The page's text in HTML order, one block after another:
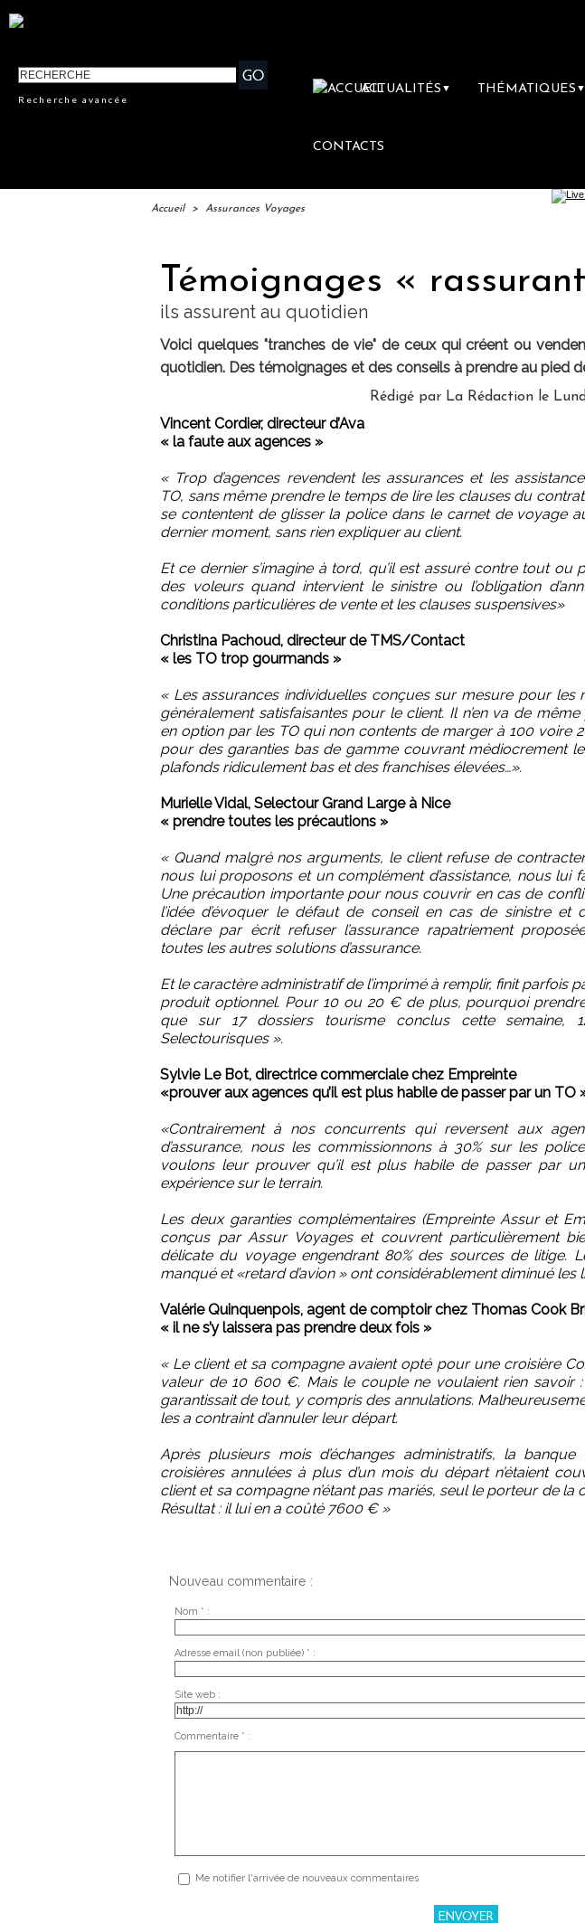
Recherche avancée
ACTUALITÉS ▼ THÉMATIQUES ▼
CONTACTS
Accueil > Assurances Voyages
Témoignages «
ils assurent au quotidien
Voici quelques "tranches de vie" de ceux qui créent ou
quotidien. Des témoignages et des conseils à prendre au pied
Rédigé par La Rédaction le
Vincent Cordier, directeur d’Ava
« la faute aux agences »
« Trop d’agences revendent les assurances et les
TO, sans même prendre le temps de lire les clauses du
se contentent de glisser la police dans le carnet de voyage
dernier moment, sans rien expliquer au client.
Et ce dernier s’imagine à tord, qu’il est assuré contre tout
des voleurs quand intervient le sinistre ou l’obligation
conditions particulières de vente et les clauses suspensives»
Christina Pachoud, directeur de TMS/Contact
« les TO trop gourmands »
« Les assurances individuelles conçues sur mesure pour les
généralement satisfaisantes pour le client. Il n’en va de
en option par les TO qui non contents de marger à 100 voire
pour des garanties bas de gamme couvrant médiocrement
plafonds ridiculement bas et des franchises élevées…».
Murielle Vidal, Selectour Grand Large à Nice
« prendre toutes les précautions »
« Quand malgré nos arguments, le client refuse de
nous lui proposons et un complément d’assistance, nous lui
Une précaution importante pour nous couvrir en cas de
l’idée d’évoquer le défaut de conseil en cas de sinistre et
déclare par écrit refuser l’assurance rapatriement
toutes les autres solutions d’assurance.
Et le caractère administratif de l’imprimé à remplir, finit parfois
produit optionnel. Pour 10 ou 20 € de plus, pourquoi prendre
que sur 17 dossiers tourisme conclus cette semaine,
Selectourisques ».
Sylvie Le Bot, directrice commerciale chez Empreinte
«prouver aux agences qu’il est plus habile de passer par un TO
«Contrairement à nos concurrents qui reversent aux
d’assurance, nous les commissionnons à 30% sur les
voulons leur prouver qu’il est plus habile de passer par
expérience sur le terrain.
Les deux garanties complémentaires (Empreinte Assur et
conçus par Assur Voyages et couvrent particulièrement
délicate du voyage engendrant 80% des sources de litige.
manqué et «retard d’avion » ont considérablement diminué les
Valérie Quinquenpois, agent de comptoir chez Thomas Cook
« il ne s’y laissera pas prendre deux fois »
« Le client et sa compagne avaient opté pour une croisière
valeur de 10 600 €. Mais le couple ne voulaient rien savoir
garantissait de tout, y compris des annulations.
les a contraint d’annuler leur départ.
Après plusieurs mois d’échanges administratifs, la
croisières annulées à plus d’un mois du départ n’étaient
client et sa compagne n’étant pas mariés, seul le porteur de la
Résultat : il lui en a coûté 7600 € »
Nouveau commentaire :
Nom * :
Adresse email (non publiée) * :
Site web :
Commentaire * :
Me notifier l'arrivée de nouveaux commentaires